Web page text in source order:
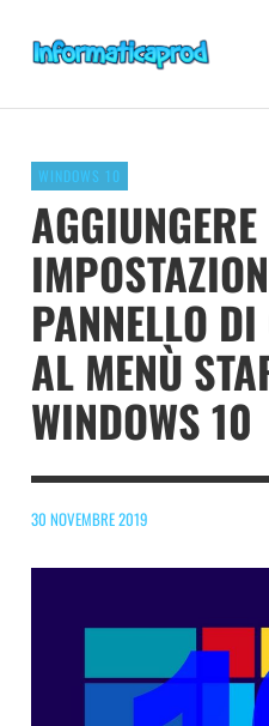
WINDOWS 10
PANNELLO
AL MENÙ
WINDOWS 10
30 NOVEMBRE 2019